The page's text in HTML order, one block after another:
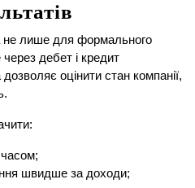
не лише для формального
дебет і кредит
оцінити стан компанії,
швидше за доходи;